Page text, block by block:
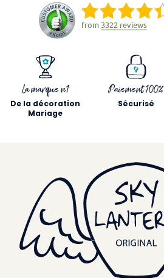
La marque n1
De la décoration
Mariage
Paiement 100%
Sécurisé
from 3322 reviews